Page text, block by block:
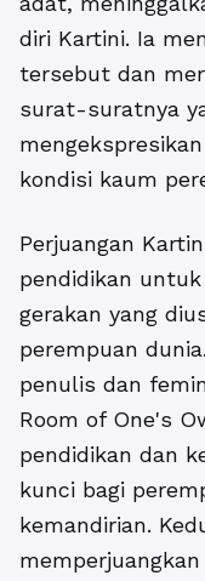
diri Kartini. Ia
tersebut dan
surat-suratnya
kondisi kaum
Perjuangan
pendidikan
gerakan yang
perempuan
penulis dan
Room of One's
pendidikan dan
kunci bagi
kemandirian.